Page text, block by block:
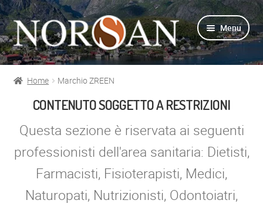
Vai
alla
navigazione
Vai
al
contenuto
Menu
Info Omega-3
Home Marchio ZREEN
CONTENUTO SOGGETTO A RESTRIZIONI
Questa sezione è riservata ai seguenti
professionisti dell'area sanitaria: Dietisti,
Farmacisti, Fisioterapisti, Medici,
Naturopati, Nutrizionisti, Odontoiatri,